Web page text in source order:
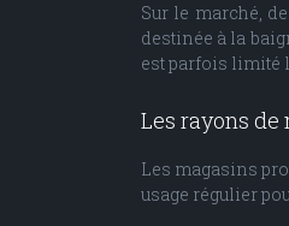
Sur le marché,
destinée à la
est parfois limité
Les rayons de
Les magasins
usage régulier